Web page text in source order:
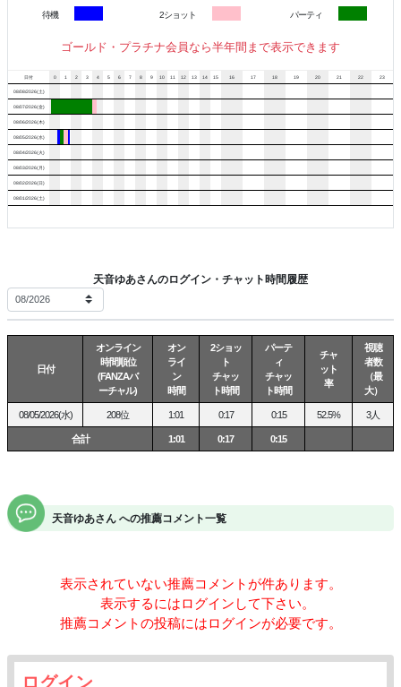
待機 2ショット パーティ
ゴールド・プラチナ会員なら半年間まで表示できます
日付 0 1 2 3 4 5 6 7 8 9 10 11 12 13 14 15 16 17 18 19 20 21 22 23
08/08/2026(土)
08/07/2026(金)
08/06/2026(木)
08/05/2026(水)
08/04/2026(火)
08/03/2026(月)
08/02/2026(日)
08/01/2026(土)
天音ゆあさんのログイン・チャット時間履歴
日付
オンライン
時間順位
(FANZAバ
ーチャル)
オン
ライ
ン
時間
2ショッ
ト
チャッ
ト時間
パーテ
ィ
チャッ
ト時間
チャ
ット
率
視聴
者数
（最
大）
08/05/2026(水) 208位 1:01 0:17 0:15 52.5% 3人
合計 1:01 0:17 0:15
天音ゆあさん への推薦コメント一覧
表示されていない推薦コメントが件あります。
表示するにはログインして下さい。
推薦コメントの投稿にはログインが必要です。
ログイン